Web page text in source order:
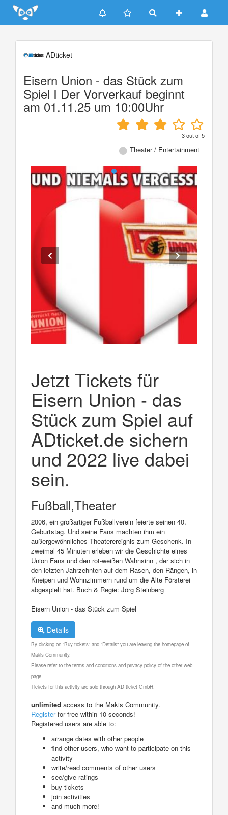
Update cookies preferences
ADticket
Eisern Union - das Stück zum
Spiel I Der Vorverkauf beginnt
am 01.11.25 um 10:00Uhr
3out of5
Theater / Entertainment
Jetzt Tickets für
Eisern Union - das
Stück zum Spiel auf
ADticket.de sichern
und 2022 live dabei
sein.
Fußball,Theater
2006, ein großartiger Fußballverein feierte seinen 40.
Geburtstag. Und seine Fans machten ihm ein
außergewöhnliches Theaterereignis zum Geschenk. In
zweimal 45 Minuten erleben wir die Geschichte eines
Union Fans und den rot-weißen Wahnsinn , der sich in
den letzten Jahrzehnten auf dem Rasen, den Rängen, in
Kneipen und Wohnzimmern rund um die Alte Försterei
abgespielt hat. Buch & Regie: Jörg Steinberg
Eisern Union - das Stück zum Spiel
Details
By clicking on "Buy tickets" and "Details" you are leaving the homepage of
Makis Community.
Please refer to the terms and conditions and privacy policy of the other web
page.
Tickets for this activity are sold through AD ticket GmbH.
unlimited access to the Makis Community.
Registerfor free within 10 seconds!
Registered users are able to:
arrange dates with other people
find other users, who want to participate on this
activity
write/read comments of other users
see/give ratings
buy tickets
join activities
and much more!